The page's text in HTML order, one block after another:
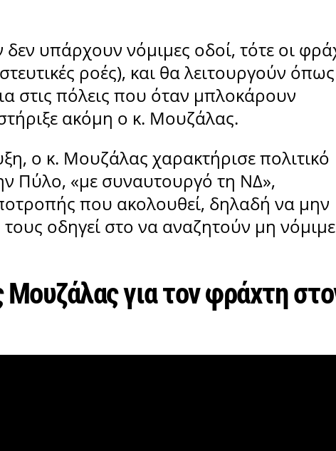
υπάρχουν νόμιμες οδοί, τότε οι
ροές), και θα λειτουργούν
στις πόλεις που όταν μπλοκάρουν
ακόμη ο κ. Μουζάλας.
ο κ. Μουζάλας χαρακτήρισε πολιτικό
Πύλο, «με συναυτουργό τη ΝΔ»,
που ακολουθεί, δηλαδή να μην
οδηγεί στο να αναζητούν μη
για τον φράχτη